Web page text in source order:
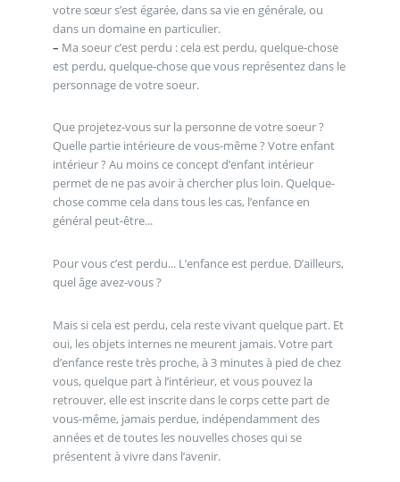
votre sœur s’est égarée, dans sa vie en générale, ou
dans un domaine en particulier.
– Ma soeur c’est perdu : cela est perdu, quelque-chose
est perdu, quelque-chose que vous représentez dans le
personnage de votre soeur.
Que projetez-vous sur la personne de votre soeur ?
Quelle partie intérieure de vous-même ? Votre enfant
intérieur ? Au moins ce concept d’enfant intérieur
permet de ne pas avoir à chercher plus loin. Quelque-
chose comme cela dans tous les cas, l’enfance en
général peut-être...
Pour vous c’est perdu... L’enfance est perdue. D’ailleurs,
quel âge avez-vous ?
Mais si cela est perdu, cela reste vivant quelque part. Et
oui, les objets internes ne meurent jamais. Votre part
d’enfance reste très proche, à 3 minutes à pied de chez
vous, quelque part à l’intérieur, et vous pouvez la
retrouver, elle est inscrite dans le corps cette part de
vous-même, jamais perdue, indépendamment des
années et de toutes les nouvelles choses qui se
présentent à vivre dans l’avenir.